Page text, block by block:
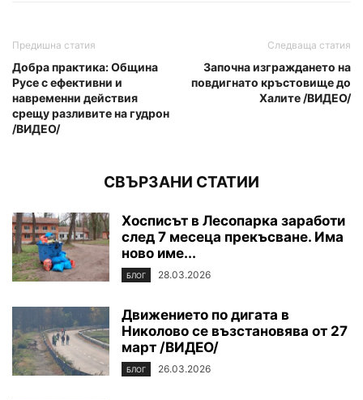
Предишна статия
Добра практика: Община
Русе с ефективни и
навременни действия
срещу разливите на гудрон
/ВИДЕО/
Следваща статия
Започна изграждането на
повдигнато кръстовище до
Халите /ВИДЕО/
СВЪРЗАНИ СТАТИИ
Хосписът в Лесопарка заработи
след 7 месеца прекъсване. Има
ново име...
БЛОГ 28.03.2026
Движението по дигата в
Николово се възстановява от 27
март /ВИДЕО/
БЛОГ 26.03.2026